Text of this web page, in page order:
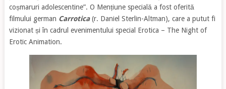
coșmaruri adolescentine”. O Mențiune specială a fost oferită
filmului german Carrotica(r. Daniel Sterlin-Altman), care a putut fi
vizionat și în cadrul evenimentului special Erotica – The Night of
Erotic Animation.